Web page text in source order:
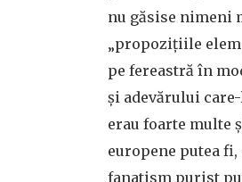
nu găsise nimeni
„propozițiile
pe fereastră în
și adevărului
erau foarte multe
europene putea
fanatism purist